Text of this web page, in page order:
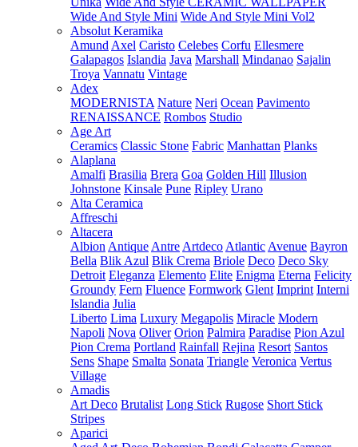
Wide And Style Mini Wide And Style Mini Vol2
Absolut Keramika
Amund Axel Caristo Celebes Corfu Ellesmere
Galapagos Islandia Java Marshall Mindanao Sajalin
Troya Vannatu Vintage
Adex
MODERNISTA Nature Neri Ocean Pavimento
RENAISSANCE Rombos Studio
Age Art
Ceramics Classic Stone Fabric Manhattan Planks
Alaplana
Amalfi Brasilia Brera Goa Golden Hill Illusion
Johnstone Kinsale Pune Ripley Urano
Alta Ceramica
Affreschi
Altacera
Albion Antique Antre Artdeco Atlantic Avenue Bayron
Bella Blik Azul Blik Crema Briole Deco Deco Sky
Detroit Eleganza Elemento Elite Enigma Eterna Felicity
Groundy Fern Fluence Formwork Glent Imprint Interni
Islandia Julia
Liberto Lima Luxury Megapolis Miracle Modern
Napoli Nova Oliver Orion Palmira Paradise Pion Azul
Pion Crema Portland Rainfall Rejina Resort Santos
Sens Shape Smalta Sonata Triangle Veronica Vertus
Village
Amadis
Art Deco Brutalist Long Stick Rugose Short Stick
Stripes
Aparici